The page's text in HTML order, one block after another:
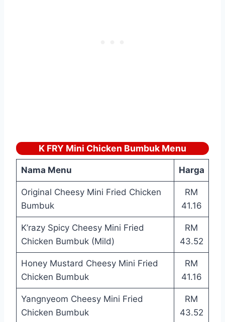
K FRY Mini Chicken Bumbuk Menu
Nama Menu Harga
Original Cheesy Mini Fried Chicken
Bumbuk
RM
41.16
K’razy Spicy Cheesy Mini Fried
Chicken Bumbuk (Mild)
RM
43.52
Honey Mustard Cheesy Mini Fried
Chicken Bumbuk
RM
41.16
Yangnyeom Cheesy Mini Fried
Chicken Bumbuk
RM
43.52